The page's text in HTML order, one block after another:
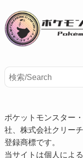
ポケットモンスター
社、株式会社クリー
登録商標です。
当サイトは個人によ